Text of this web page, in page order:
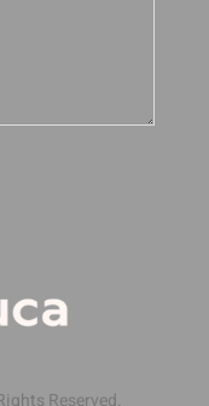
Reserved.